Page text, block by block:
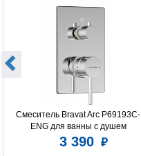
Смеситель Bravat Arc P69193C-
ENG для ванны с душем
3 390